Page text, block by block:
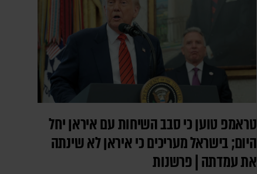
טראמפ טוען כי סבב השיחות עם איראן יחל
היום; בישראל מעריכים כי איראן לא שינתה
את עמדתה | פרשנות